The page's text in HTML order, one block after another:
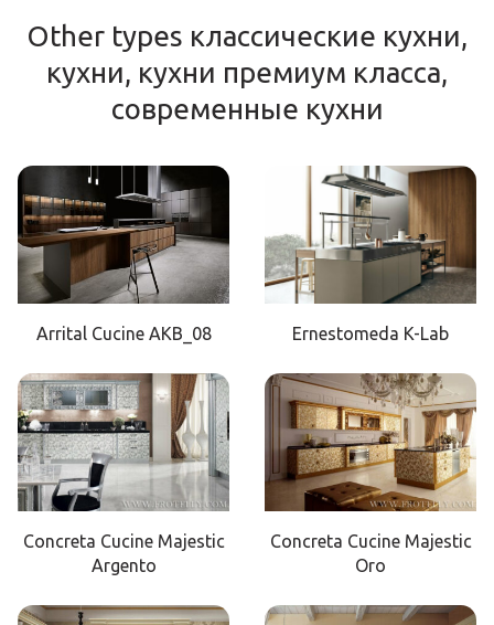
Other types классические кухни,
кухни, кухни премиум класса,
современные кухни
Arrital Cucine AKB_08 Ernestomeda K-Lab
Concreta Cucine Majestic
Argento
Concreta Cucine Majestic
Oro